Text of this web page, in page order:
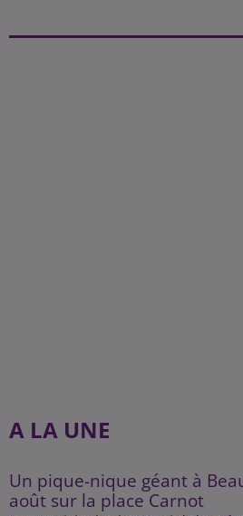
A LA UNE
Un pique-nique géant à
août sur la place Carnot